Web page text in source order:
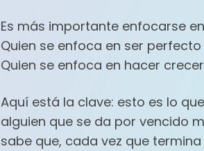
Es más importante enfocarse
Quien se enfoca en ser
Quien se enfoca en hacer
Aquí está la clave: esto es lo
alguien que se da por vencido
sabe que, cada vez que